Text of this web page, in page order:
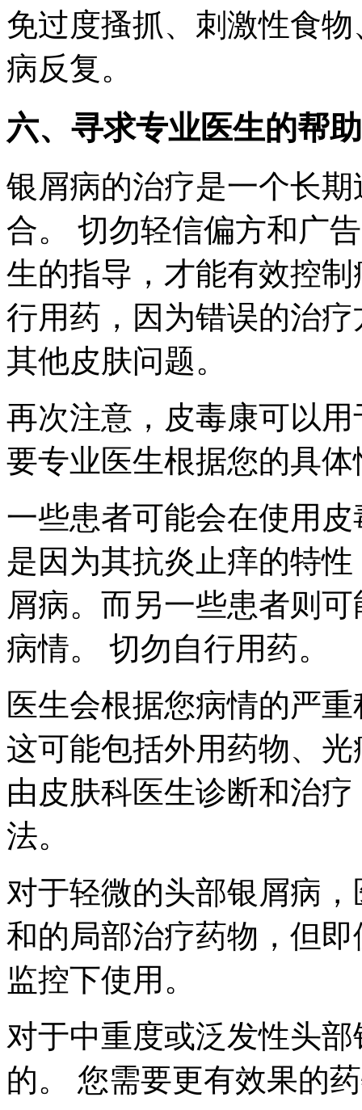
免过度搔抓、刺激性食
病反复。
六、寻求专业医生的帮助
银屑病的治疗是一个长
合。 切勿轻信偏方和广
生的指导，才能有效控
行用药，因为错误的治
其他皮肤问题。
再次注意，皮毒康可以
要专业医生根据您的具
一些患者可能会在使用
是因为其抗炎止痒的特
屑病。而另一些患者则
病情。 切勿自行用药。
医生会根据您病情的严
这可能包括外用药物、
由皮肤科医生诊断和治
法。
对于轻微的头部银屑病
和的局部治疗药物，但
监控下使用。
对于中重度或泛发性头
的。 您需要更有效果的